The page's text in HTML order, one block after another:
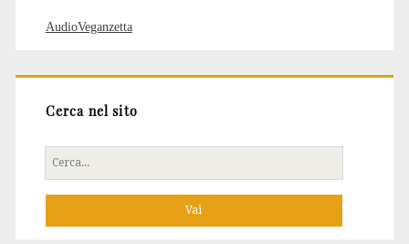
AudioVeganzetta
Cerca nel sito
Cerca
per: